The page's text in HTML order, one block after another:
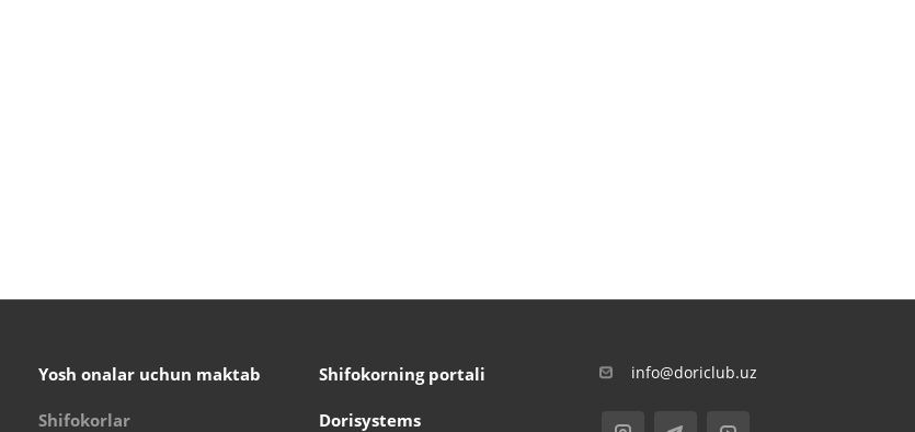
Yosh onalar uchun maktab
Shifokorlar
Shifokorning portali
Dorisystems
info@doriclub.uz